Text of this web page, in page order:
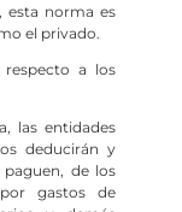
esta norma es
el privado.
respecto a los
las entidades
deducirán y
de los
por gastos de